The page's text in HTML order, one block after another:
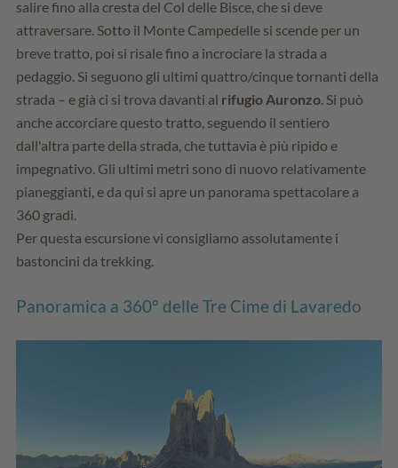
salire fino alla cresta del Col delle Bisce, che si deve
attraversare. Sotto il Monte Campedelle si scende per un
breve tratto, poi si risale fino a incrociare la strada a
pedaggio. Si seguono gli ultimi quattro/cinque tornanti della
strada – e già ci si trova davanti al rifugio Auronzo. Si può
anche accorciare questo tratto, seguendo il sentiero
dall'altra parte della strada, che tuttavia è più ripido e
impegnativo. Gli ultimi metri sono di nuovo relativamente
pianeggianti, e da qui si apre un panorama spettacolare a
360 gradi.
Per questa escursione vi consigliamo assolutamente i
bastoncini da trekking.
Panoramica a 360° delle Tre Cime di Lavaredo